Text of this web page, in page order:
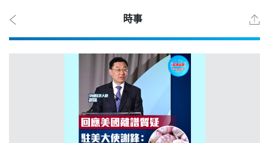
時事